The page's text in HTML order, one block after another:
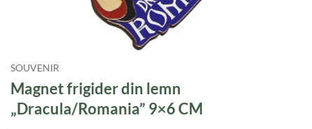
SOUVENIR
Magnet frigider din lemn
„Dracula/Romania” 9×6 CM